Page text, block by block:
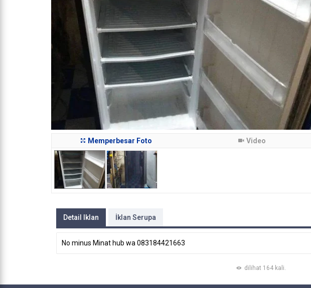
Memperbesar Foto Video
Detail Iklan İklan Serupa
No minus Minat hub wa 083184421663
dilihat 164 kali.